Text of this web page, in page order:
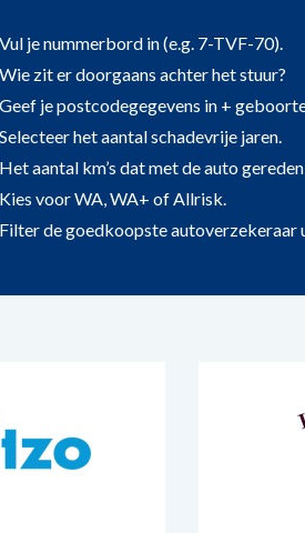
je nummerbord in (e.g. 7-TVF-70).
zit er doorgaans achter het stuur?
je postcodegegevens in +
het aantal schadevrije jaren.
aantal km’s dat met de auto
voor WA, WA+ of Allrisk.
de goedkoopste autoverzekeraar